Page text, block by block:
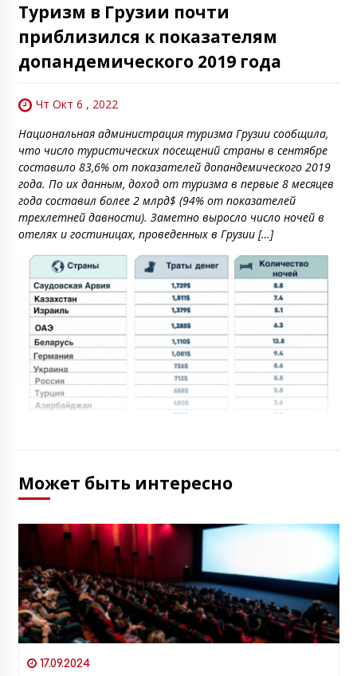
Туризм в Грузии почти
приблизился к показателям
допандемического 2019 года
Чт Окт 6 , 2022
Национальная администрация туризма Грузии сообщила,
что число туристических посещений страны в сентябре
составило 83,6% от показателей допандемического 2019
года. По их данным, доход от туризма в первые 8 месяцев
года составил более 2 млрд$ (94% от показателей
трехлетней давности). Заметно выросло число ночей в
отелях и гостиницах, проведенных в Грузии […]
Может быть интересно
17.09.2024